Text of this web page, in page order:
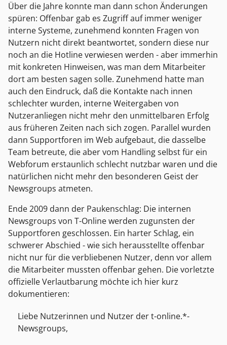
Über die Jahre konnte man dann schon Änderungen
spüren: Offenbar gab es Zugriff auf immer weniger
interne Systeme, zunehmend konnten Fragen von
Nutzern nicht direkt beantwortet, sondern diese nur
noch an die Hotline verwiesen werden - aber immerhin
mit konkreten Hinweisen, was man dem Mitarbeiter
dort am besten sagen solle. Zunehmend hatte man
auch den Eindruck, daß die Kontakte nach innen
schlechter wurden, interne Weitergaben von
Nutzeranliegen nicht mehr den unmittelbaren Erfolg
aus früheren Zeiten nach sich zogen. Parallel wurden
dann Supportforen im Web aufgebaut, die dasselbe
Team betreute, die aber vom Handling selbst für ein
Webforum erstaunlich schlecht nutzbar waren und die
natürlichen nicht mehr den besonderen Geist der
Newsgroups atmeten.
Ende 2009 dann der Paukenschlag: Die internen
Newsgroups von T-Online werden zugunsten der
Supportforen geschlossen. Ein harter Schlag, ein
schwerer Abschied - wie sich herausstellte offenbar
nicht nur für die verbliebenen Nutzer, denn vor allem
die Mitarbeiter mussten offenbar gehen. Die vorletzte
offizielle Verlautbarung möchte ich hier kurz
dokumentieren:
Liebe Nutzerinnen und Nutzer der t-online.*-
Newsgroups,